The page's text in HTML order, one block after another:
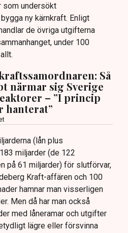
som undersökt
ny kärnkraft. Enligt
de övriga utgifterna
under 100
Så
närmar sig Sverige
– ”I princip
hanterat”
(lån plus
miljarder (de 122
på 61 miljarder) för slutförvar,
Kraft-affären och 100
hamnar man visserligen
Men då har man också
med låneramar och utgifter
lägre eller försvinna